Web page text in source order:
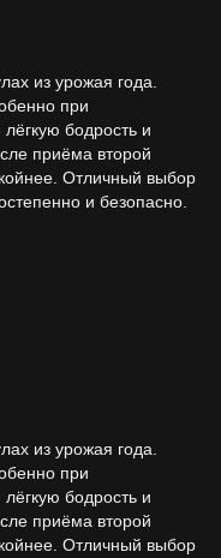
из урожая года.
при
бодрость и
приёма второй
Отличный выбор
и безопасно.
из урожая года.
при
бодрость и
приёма второй
Отличный выбор